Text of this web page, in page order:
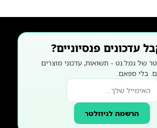
עדכונים פנסיוניים?
של גמל.נט - תשואות, עדכוני מוצרים
בלי ספאם.
הרשמה לניוזלטר